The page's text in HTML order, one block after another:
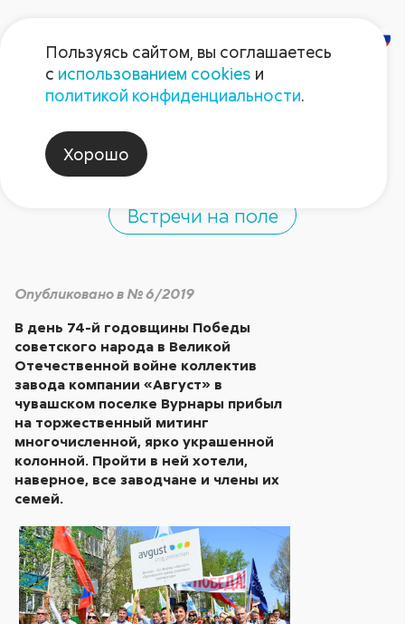
«Бессмертный полк»
в Вурнарах
Встречи на поле
Опубликовано в № 6/2019
В день 74-й годовщины Победы
советского народа в Великой
Отечественной войне коллектив
завода компании «Август» в
чувашском поселке Вурнары прибыл
на торжественный митинг
многочисленной, ярко украшенной
колонной. Пройти в ней хотели,
наверное, все заводчане и члены их
семей.
Пользуясь сайтом, вы соглашаетесь
с использованием cookies и
политикой конфиденциальности.
Хорошо